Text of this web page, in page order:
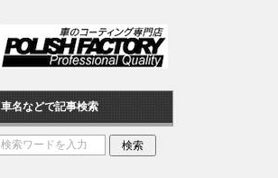
車名などで記事検索